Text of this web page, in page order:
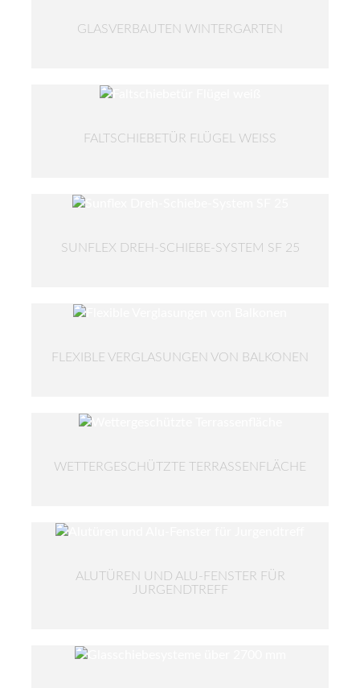
GLASVERBAUTEN WINTERGARTEN
FALTSCHIEBETÜR FLÜGEL WEISS
SUNFLEX DREH-SCHIEBE-SYSTEM SF 25
FLEXIBLE VERGLASUNGEN VON BALKONEN
WETTERGESCHÜTZTE TERRASSENFLÄCHE
ALUTÜREN UND ALU-FENSTER FÜR
JURGENDTREFF